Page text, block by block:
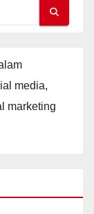
media,
marketing